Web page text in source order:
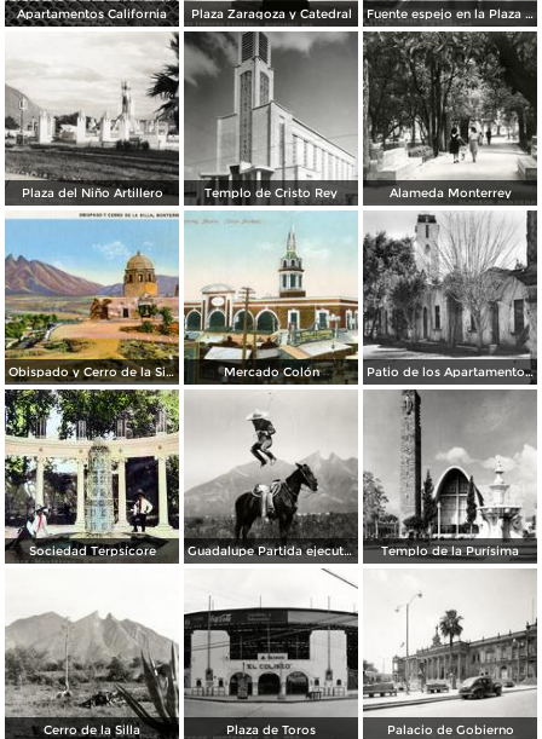
Apartamentos California Plaza Zaragoza y Catedral Fuente espejo en la Plaza Zaragoza
Plaza del Niño Artillero Templo de Cristo Rey Alameda Monterrey
Obispado y Cerro de la Silla Mercado Colón Patio de los Apartamentos Regina
Sociedad Terpsícore Guadalupe Partida ejecutando una charrería con lazo Templo de la Purísima
Cerro de la Silla Plaza de Toros Palacio de Gobierno